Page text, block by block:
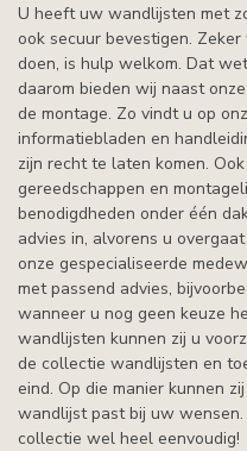
U heeft uw wandlijsten met
ook secuur bevestigen.
doen, is hulp welkom. Dat
daarom bieden wij naast
de montage. Zo vindt u op
informatiebladen en
zijn recht te laten komen.
gereedschappen en
benodigdheden onder één
advies in, alvorens u
onze gespecialiseerde
met passend advies,
wanneer u nog geen keuze
wandlijsten kunnen zij u
de collectie wandlijsten en
eind. Op die manier kunnen
wandlijst past bij uw
collectie wel heel eenvoudig!